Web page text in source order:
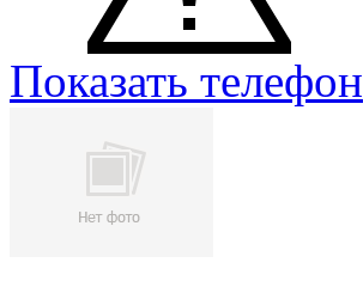
Показать телефон